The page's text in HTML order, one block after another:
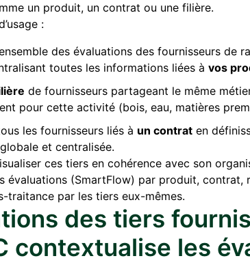
un produit, un contrat ou une filière.
:
des évaluations des fournisseurs de
toutes les informations liées à vos
de fournisseurs partageant le même
pour cette activité (bois, eau, matières
les fournisseurs liés à un contrat en
et centralisée.
ces tiers en cohérence avec son
évaluations (SmartFlow) par produit,
traitance par les tiers eux-mêmes.
des tiers
contextualise les